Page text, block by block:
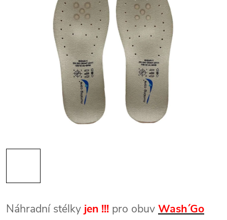
Náhradní stélky jen !!! pro obuv Wash´Go